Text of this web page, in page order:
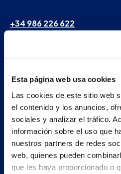
Esta página web usa cookies
Las cookies de este sitio web
el contenido y los anuncios,
sociales y analizar el tráfico.
información sobre el uso que
nuestros partners de redes
web, quienes pueden
que les haya proporcionado o
+34 986 226 622